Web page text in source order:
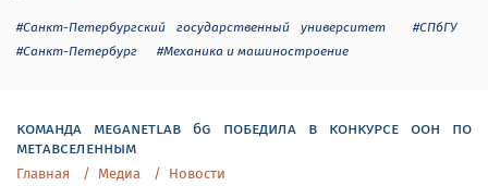
#Санкт-Петербургский государственный университет
#СПбГУ
#Санкт-Петербург
#Механика и машиностроение
команда meganetlab 6g победила в конкурсе оон по
метавселенным
Главная Медиа
Новости